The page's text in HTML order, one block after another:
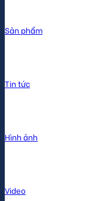
Sản phẩm
Tin tức
Hình ảnh
Video